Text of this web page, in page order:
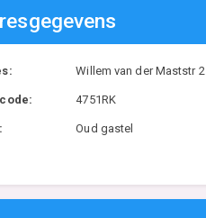
Willem van der Maststr 2
4751RK
Oud gastel